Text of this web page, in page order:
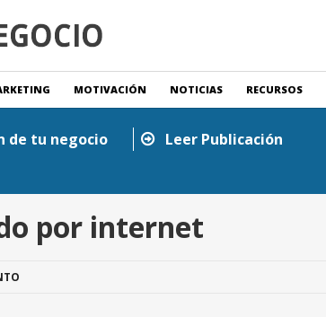
MOTIVACIÓN NOTICIAS RECURSOS
de tu negocio Leer Publicación
por internet